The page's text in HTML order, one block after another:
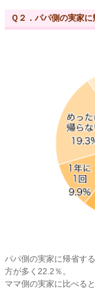
Ｑ２．パパ側の実家
パパ側の実家に帰省す
方が多く22.2％。
ママ側の実家に比べる